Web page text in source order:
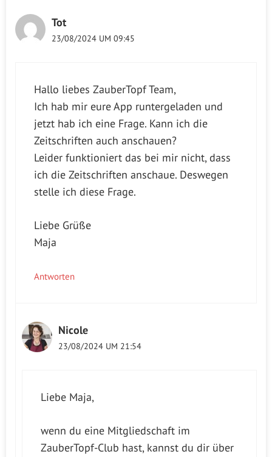
Tot
23/08/2024 UM 09:45
Hallo liebes ZauberTopf Team,
Ich hab mir eure App runtergeladen und
jetzt hab ich eine Frage. Kann ich die
Zeitschriften auch anschauen?
Leider funktioniert das bei mir nicht, dass
ich die Zeitschriften anschaue. Deswegen
stelle ich diese Frage.
Liebe Grüße
Maja
Antworten
Nicole
23/08/2024 UM 21:54
Liebe Maja,
wenn du eine Mitgliedschaft im
ZauberTopf-Club hast, kannst du dir über